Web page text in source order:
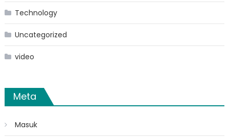
Technology
Uncategorized
video
Meta
Masuk